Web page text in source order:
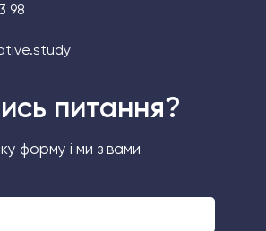
98
питання?
форму і ми з вами